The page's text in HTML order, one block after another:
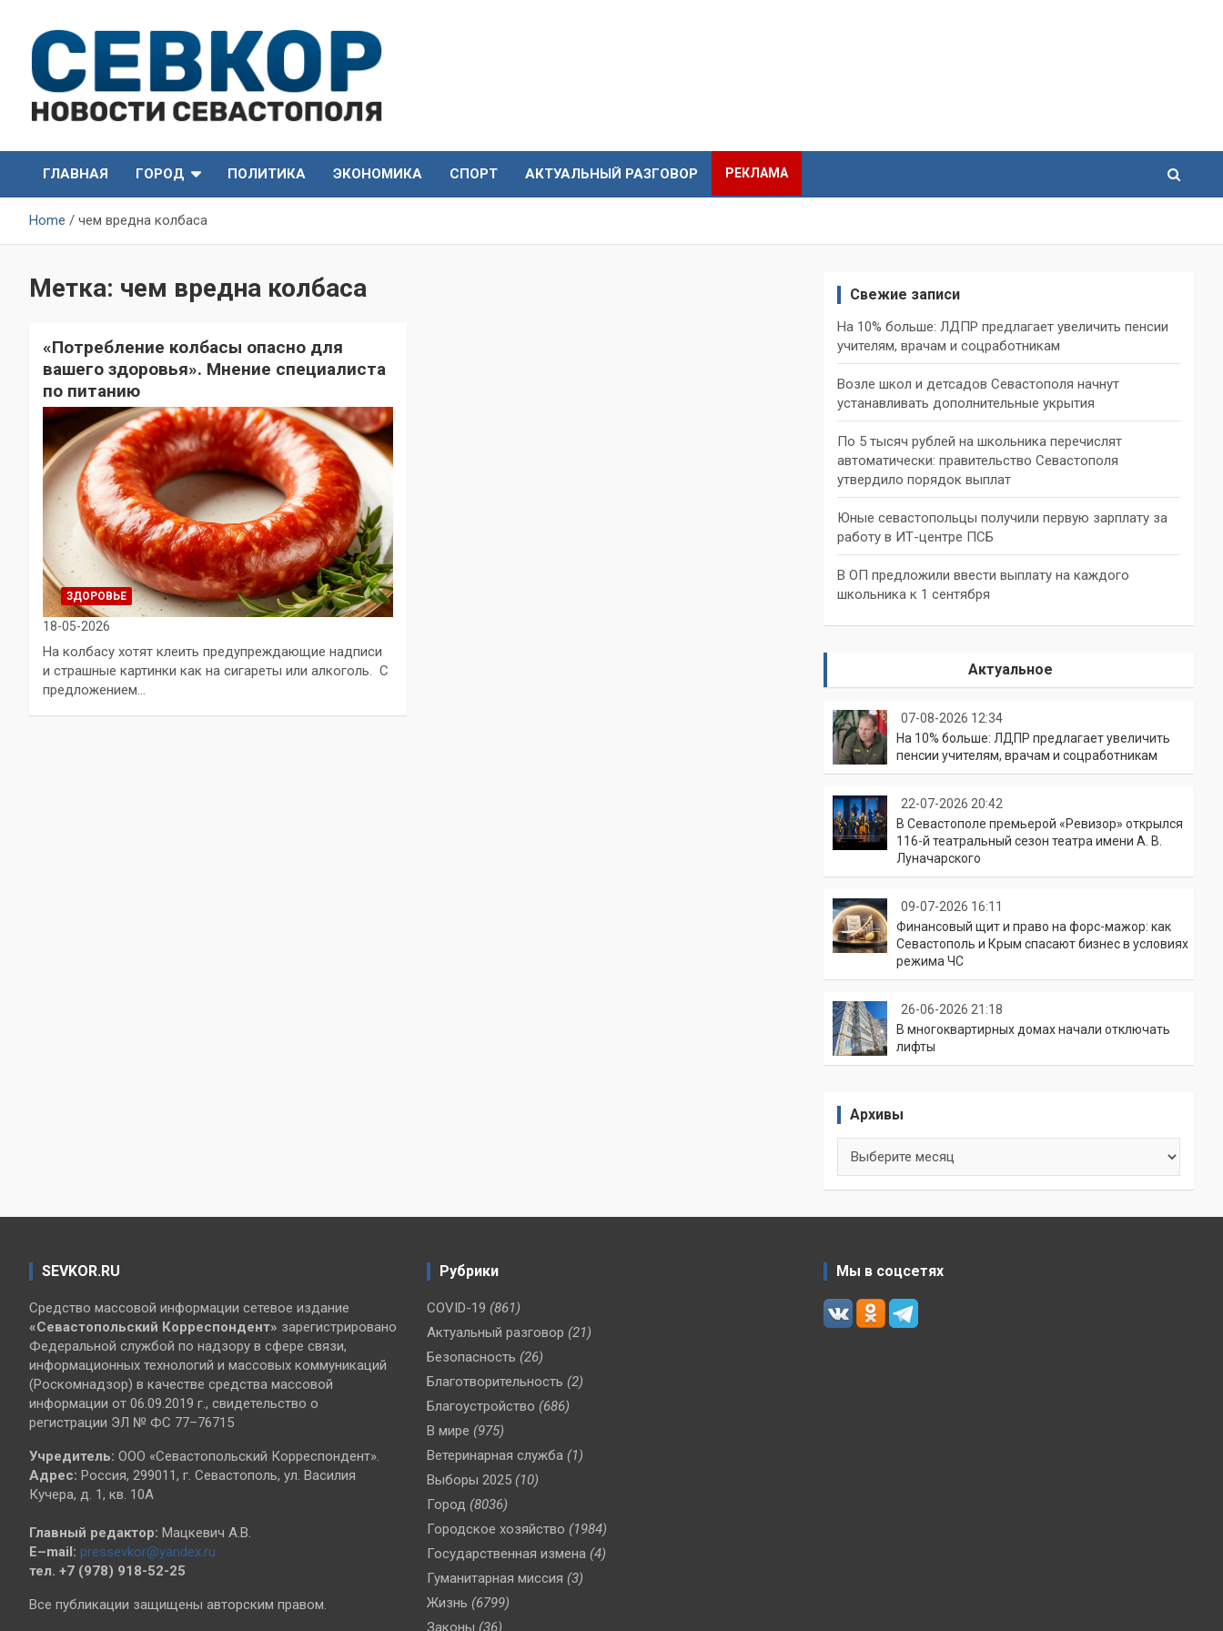
content
СевКор — Новости
Севастополя
Севастополя
ГЛАВНАЯ
ГОРОД ПОЛИТИКА ЭКОНОМИКА СПОРТ АКТУАЛЬНЫЙ РАЗГОВОР РЕКЛАМА
Home чем вредна колбаса
Метка: чем вредна колбаса
«Потребление колбасы опасно для
вашего здоровья». Мнение специалиста
по питанию
ЗДОРОВЬЕ
18-05-2026
На колбасу хотят клеить предупреждающие надписи
и страшные картинки как на сигареты или алкоголь. С
предложением…
Свежие записи
На 10% больше: ЛДПР предлагает увеличить пенсии
учителям, врачам и соцработникам
Возле школ и детсадов Севастополя начнут
устанавливать дополнительные укрытия
По 5 тысяч рублей на школьника перечислят
автоматически: правительство Севастополя
утвердило порядок выплат
Юные севастопольцы получили первую зарплату за
работу в ИТ-центре ПСБ
В ОП предложили ввести выплату на каждого
школьника к 1 сентября
Актуальное
07-08-2026 12:34
На 10% больше: ЛДПР предлагает увеличить
пенсии учителям, врачам и соцработникам
22-07-2026 20:42
В Севастополе премьерой «Ревизор» открылся
116-й театральный сезон театра имени А. В.
Луначарского
09-07-2026 16:11
Финансовый щит и право на форс-мажор: как
Севастополь и Крым спасают бизнес в условиях
режима ЧС
26-06-2026 21:18
В многоквартирных домах начали отключать
лифты
Архивы
SEVKOR.RU
Средство массовой информации сетевое издание
«Севастопольский Корреспондент» зарегистрировано
Федеральной службой по надзору в сфере связи,
информационных технологий и массовых коммуникаций
(Роскомнадзор) в качестве средства массовой
информации от 06.09.2019 г., свидетельство о
регистрации ЭЛ № ФС 77–76715
Учредитель: ООО «Севастопольский Корреспондент».
Адрес: Россия, 299011, г. Севастополь, ул. Василия
Кучера, д. 1, кв. 10А
Главный редактор: Мацкевич А.В.
E–mail: pressevkor@yandex.ru
тел. +7 (978) 918-52-25
Все публикации защищены авторским правом.
Рубрики
COVID-19 (861)
Актуальный разговор (21)
Безопасность (26)
Благотворительность (2)
Благоустройство (686)
В мире (975)
Ветеринарная служба (1)
Выборы 2025 (10)
Город (8036)
Городское хозяйство (1984)
Государственная измена (4)
Гуманитарная миссия (3)
Жизнь (6799)
Законы (36)
Мы в соцсетях